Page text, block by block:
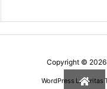
Copyright © 2026
WordPress Luxeritas